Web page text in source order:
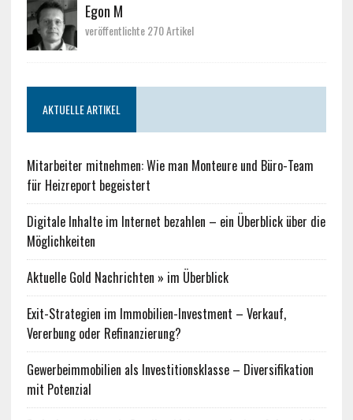
Egon M
veröffentlichte 270 Artikel
AKTUELLE ARTIKEL
Mitarbeiter mitnehmen: Wie man Monteure und Büro-Team
für Heizreport begeistert
Digitale Inhalte im Internet bezahlen – ein Überblick über die
Möglichkeiten
Aktuelle Gold Nachrichten » im Überblick
Exit-Strategien im Immobilien-Investment – Verkauf,
Vererbung oder Refinanzierung?
Gewerbeimmobilien als Investitionsklasse – Diversifikation
mit Potenzial